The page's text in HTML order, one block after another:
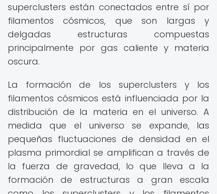
superclusters están conectados entre sí por
filamentos cósmicos, que son largas y
delgadas estructuras compuestas
principalmente por gas caliente y materia
oscura.
La formación de los superclusters y los
filamentos cósmicos está influenciada por la
distribución de la materia en el universo. A
medida que el universo se expande, las
pequeñas fluctuaciones de densidad en el
plasma primordial se amplifican a través de
la fuerza de gravedad, lo que lleva a la
formación de estructuras a gran escala